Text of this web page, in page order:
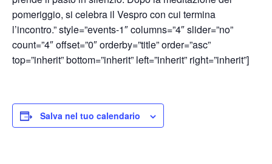
pomeriggio, si celebra il Vespro con cui termina
l’incontro.” style=”events-1″ columns=”4″ slider=”no”
count=”4″ offset=”0″ orderby=”title” order=”asc”
top=”inherit” bottom=”inherit” left=”inherit” right=”inherit”]
Salva nel tuo calendario